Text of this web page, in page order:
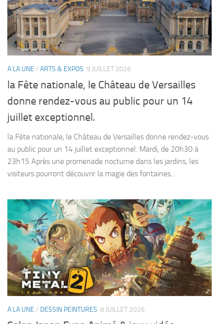
A LA UNE / ARTS & EXPOS 9 JUILLET 2026
la Fête nationale, le Château de Versailles
donne rendez-vous au public pour un 14
juillet exceptionnel.
la Fête nationale, le Château de Versailles donne rendez-vous
au public pour un 14 juillet exceptionnel. Mardi, de 20h30 à
23h15 Après une promenade nocturne dans les jardins, les
visiteurs pourront découvrir la magie des fontaines...
A LA UNE / DESSIN PEINTURES 8 JUILLET 2026